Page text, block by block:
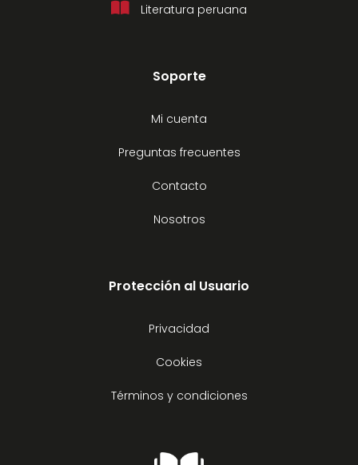
Literatura peruana
Soporte
Mi cuenta
Preguntas frecuentes
Contacto
Nosotros
Protección al Usuario
Privacidad
Cookies
Términos y condiciones